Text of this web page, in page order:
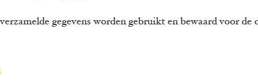
gegevens worden gebruikt en bewaard voor de